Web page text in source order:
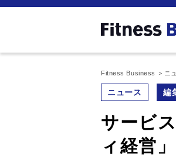
Fitness Business ニ
ニュース 編
サービ
ィ経営